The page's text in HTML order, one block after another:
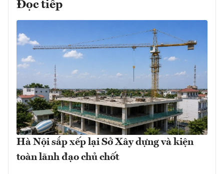
Đọc tiếp
Hà Nội sắp xếp lại Sở Xây dựng và kiện
toàn lãnh đạo chủ chốt